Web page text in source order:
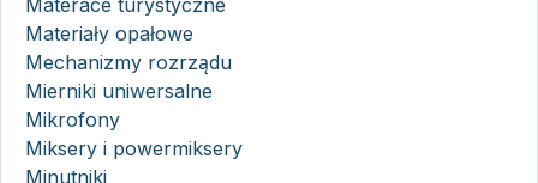
Materiały opałowe
Mechanizmy rozrządu
Mierniki uniwersalne
Mikrofony
Miksery i powermiksery
Minutniki